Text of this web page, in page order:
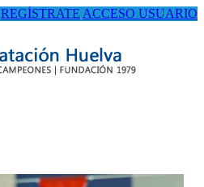
REGÍSTRATE ACCESO USUARIO